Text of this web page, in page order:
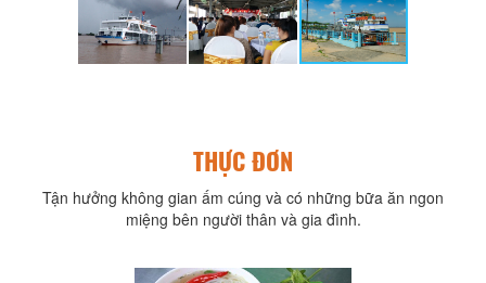
THỰC ĐƠN
Tận hưởng không gian ấm cúng và có những bữa ăn ngon
miệng bên người thân và gia đình.